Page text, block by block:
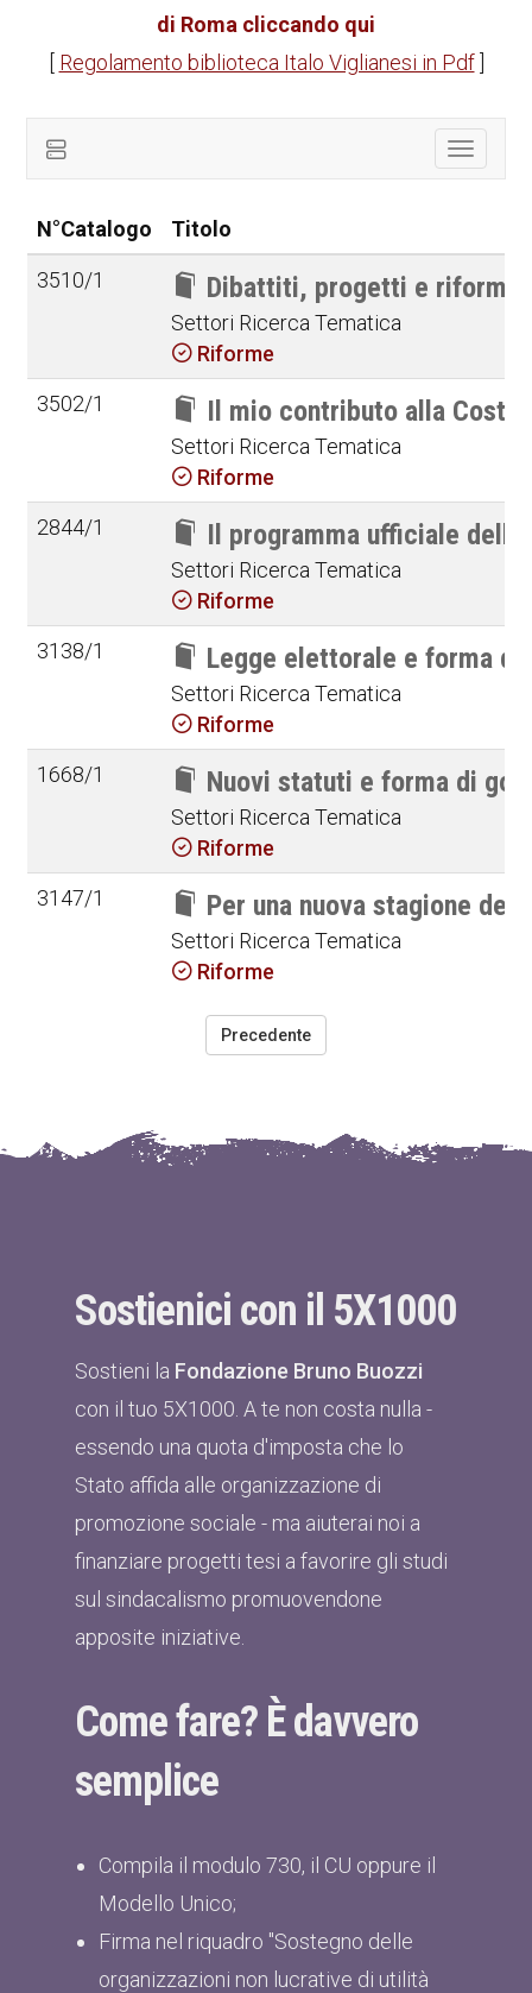
di Roma cliccando qui
Regolamento biblioteca Italo Viglianesi in Pdf]
Toggle
N°Catalogo
Titolo
3510/1 Dibattiti, progetti e riforme
Settori Ricerca Tematica
Riforme
3502/1
Il mio contributo alla
Settori Ricerca Tematica
Riforme
2844/1
Il programma ufficiale
Settori Ricerca Tematica
Riforme
3138/1
Legge elettorale e forma
Settori Ricerca Tematica
Riforme
1668/1
Nuovi statuti e forma di
Settori Ricerca Tematica
Riforme
3147/1
Per una nuova stagione
Settori Ricerca Tematica
Riforme
Precedente
Sostienici con il 5X1000
Sostieni la Fondazione Bruno Buozzi
con il tuo 5X1000. A te non costa nulla -
essendo una quota d'imposta che lo
Stato affida alle organizzazione di
promozione sociale - ma aiuterai noi a
finanziare progetti tesi a favorire gli studi
sul sindacalismo promuovendone
apposite iniziative.
Come fare? È davvero
semplice
Compila il modulo 730, il CU oppure il
Modello Unico;
Firma nel riquadro "Sostegno delle
organizzazioni non lucrative di utilità